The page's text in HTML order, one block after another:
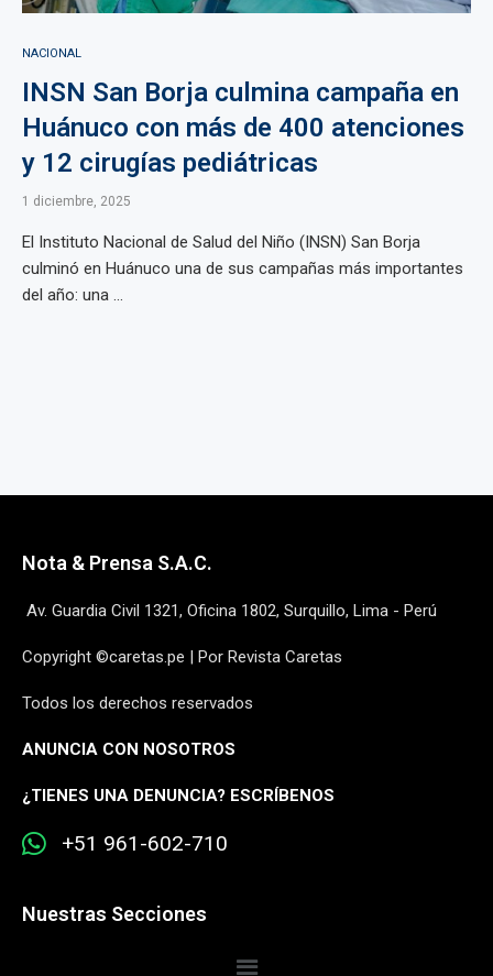
NACIONAL
INSN San Borja culmina campaña en
Huánuco con más de 400 atenciones
y 12 cirugías pediátricas
1 diciembre, 2025
El Instituto Nacional de Salud del Niño (INSN) San Borja
culminó en Huánuco una de sus campañas más importantes
del año: una ...
Nota & Prensa S.A.C.
Av. Guardia Civil 1321, Oficina 1802, Surquillo, Lima - Perú
Copyright ©caretas.pe | Por Revista Caretas
Todos los derechos reservados
ANUNCIA CON NOSOTROS
¿TIENES UNA DENUNCIA? ESCRÍBENOS
+51 961-602-710
Nuestras Secciones